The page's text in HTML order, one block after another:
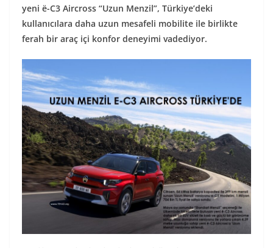
yeni ë-C3 Aircross “Uzun Menzil”, Türkiye’deki
kullanıcılara daha uzun mesafeli mobilite ile birlikte
ferah bir araç içi konfor deneyimi vadediyor.